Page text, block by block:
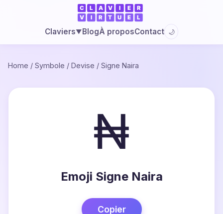
Claviers▼BlogÀ proposContact 🌙
Home / Symbole / Devise / Signe Naira
₦
Emoji Signe Naira
Copier